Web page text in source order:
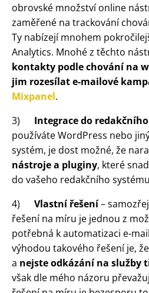
obrovské množství online
zaměřené na trackování
Ty nabízejí mnohem
Analytics. Mnohé z těchto
kontakty podle chování na
jim rozesílat e-mailové
Mixpanel.
3) Integrace do
používáte WordPress nebo
systém, je dost možné, že
nástroje a pluginy, které
do vašeho redakčního
4) Vlastní řešení–
řešení na míru je jednou z
potřebná k automatizaci e-
výhodou takového řešení je,
a nejste odkázání na služby
však dle mého názoru